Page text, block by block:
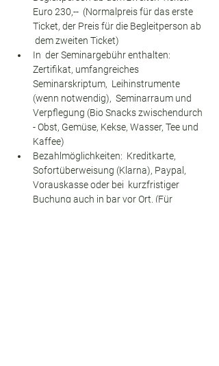
Euro 230,--  (Normalpreis für das erste
Ticket, der Preis für die Begleitperson ab
dem zweiten Ticket)
In  der Seminargebühr enthalten:
Zertifikat, umfangreiches
Seminarskriptum,  Leihinstrumente
(wenn notwendig),  Seminarraum und
Verpflegung (Bio Snacks zwischendurch
- Obst, Gemüse, Kekse, Wasser, Tee und
Kaffee)
Bezahlmöglichkeiten:  Kreditkarte,
Sofortüberweisung (Klarna), Paypal,
Vorauskasse oder bei  kurzfristiger
Buchung auch in bar vor Ort. (Für